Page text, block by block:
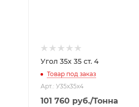
Угол 35х 35 ст. 4
Товар под заказ
Арт.: У35х35х4
101 760 руб./Тонна